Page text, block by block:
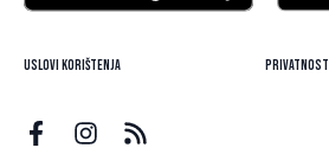
Uslovi korištenja Privatnost